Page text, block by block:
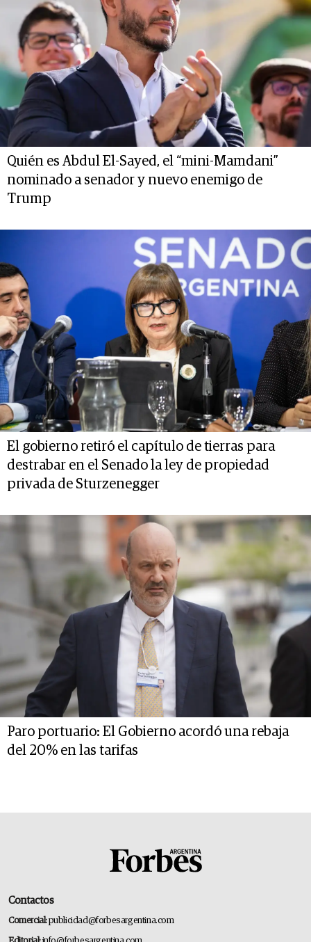
Quién es Abdul El-Sayed, el “mini-Mamdani”
nominado a senador y nuevo enemigo de
Trump
El gobierno retiró el capítulo de tierras para
destrabar en el Senado la ley de propiedad
privada de Sturzenegger
Paro portuario: El Gobierno acordó una rebaja
del 20% en las tarifas
Contactos
Comercial:publicidad@forbesargentina.com